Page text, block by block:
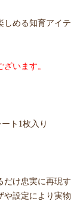
しめる知育アイテ
います。
ト1枚入り
だけ忠実に再現す
や設定により実物